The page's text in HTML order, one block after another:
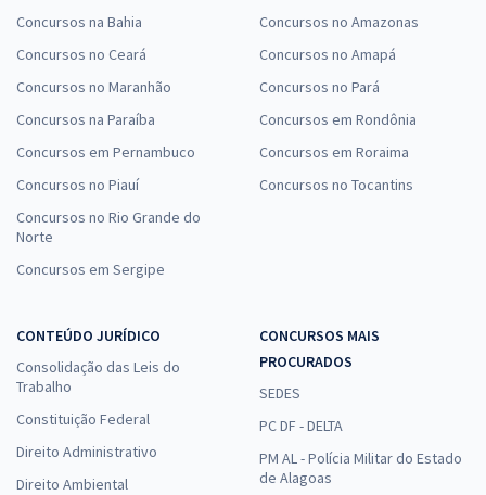
Concursos na Bahia
Concursos no Ceará
Concursos no Maranhão
Concursos na Paraíba
Concursos em Pernambuco
Concursos no Piauí
Concursos no Rio Grande do
Norte
Concursos em Sergipe
Concursos no Amazonas
Concursos no Amapá
Concursos no Pará
Concursos em Rondônia
Concursos em Roraima
Concursos no Tocantins
CONTEÚDO JURÍDICO
Consolidação das Leis do
Trabalho
Constituição Federal
Direito Administrativo
Direito Ambiental
CONCURSOS MAIS
PROCURADOS
SEDES
PC DF - DELTA
PM AL - Polícia Militar do Estado
de Alagoas